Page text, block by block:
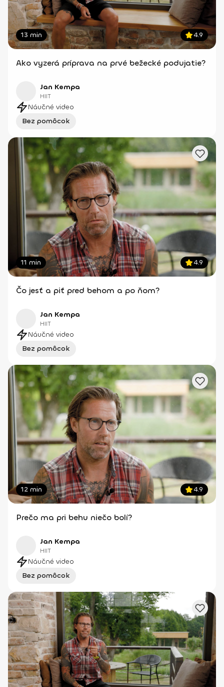
13 min 4.9
Ako vyzerá príprava na prvé bežecké podujatie?
Jan Kempa
HIIT
Náučné video
Bez pomôcok
11 min 4.9
Čo jesť a piť pred behom a po ňom?
Jan Kempa
HIIT
Náučné video
Bez pomôcok
12 min 4.9
Prečo ma pri behu niečo bolí?
Jan Kempa
HIIT
Náučné video
Bez pomôcok